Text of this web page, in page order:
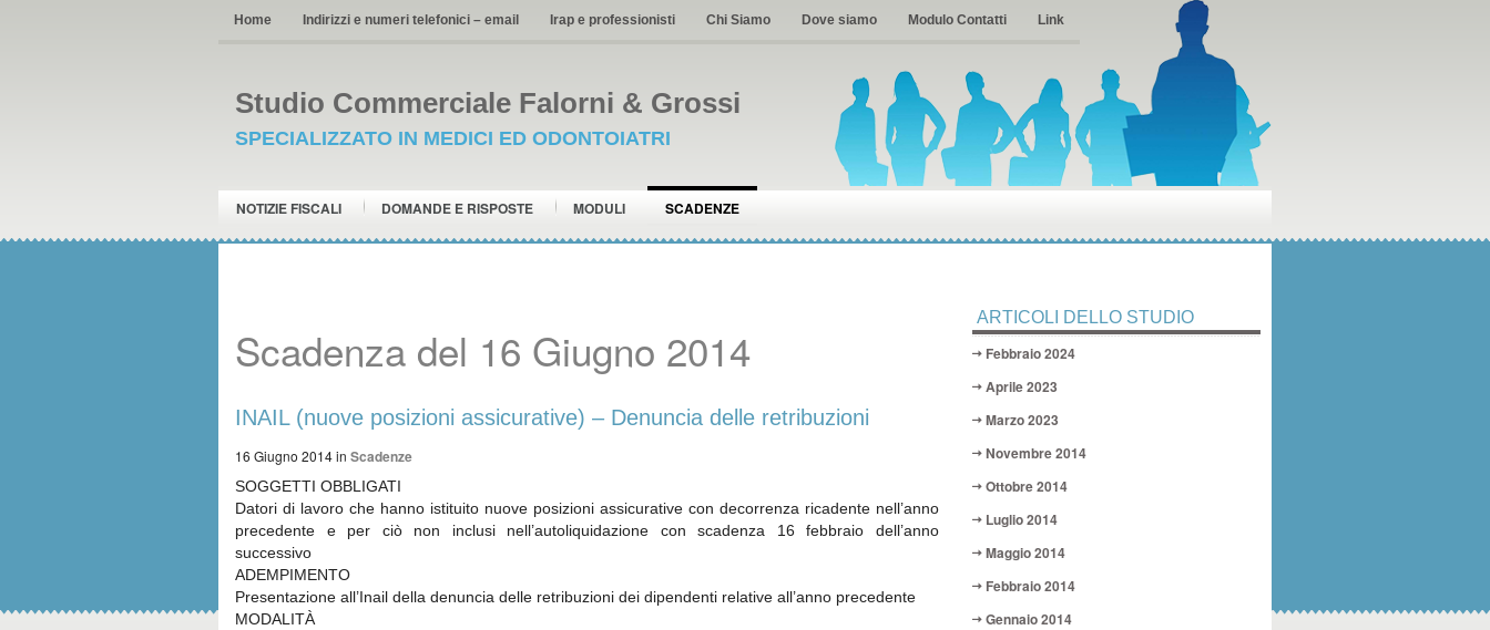
Home Indirizzi e numeri telefonici – email Irap e professionisti Chi Siamo Dove siamo Modulo Contatti Link
Studio Commerciale Falorni & Grossi
SPECIALIZZATO IN MEDICI ED ODONTOIATRI
NOTIZIE FISCALI DOMANDE E RISPOSTE MODULI SCADENZE
Scadenza del 16 Giugno 2014
INAIL (nuove posizioni assicurative) – Denuncia delle retribuzioni
16 Giugno 2014in Scadenze
SOGGETTI OBBLIGATI
Datori di lavoro che hanno istituito nuove posizioni assicurative con decorrenza ricadente nell’anno
precedente e per ciò non inclusi nell’autoliquidazione con scadenza 16 febbraio dell’anno
successivo
ADEMPIMENTO
Presentazione all’Inail della denuncia delle retribuzioni dei dipendenti relative all’anno precedente
MODALITÀ
ARTICOLI DELLO STUDIO
Febbraio 2024
Aprile 2023
Marzo 2023
Novembre 2014
Ottobre 2014
Luglio 2014
Maggio 2014
Febbraio 2014
Gennaio 2014